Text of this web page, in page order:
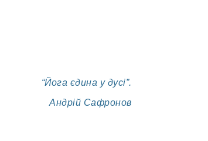
“Йога єдина у дусі”.
Андрій Сафронов